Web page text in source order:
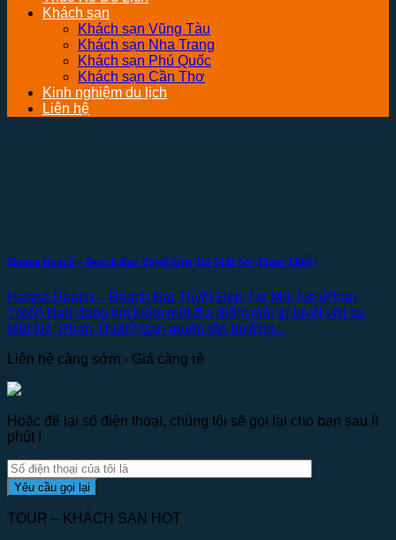
Khách sạn
Khách sạn Vũng Tàu
Khách sạn Nha Trang
Khách sạn Phú Quốc
Khách sạn Cần Thơ
Kinh nghiệm du lịch
Liên hệ
Hanna Beach – Beach Bar Tuyệt Đẹp Tại Mũi Né (Phan Thiết)
Hanna Beach – Beach Bar Tuyệt Đẹp Tại Mũi Né (Phan
Thiết) Bạn đang tìm kiếm một địa điểm giải trí tuyệt vời tại
Mũi Né, Phan Thiết? Bạn muốn tận hưởng...
Liên hệ càng sớm - Giá càng rẻ
Hoặc để lại số điện thoại, chúng tôi sẽ gọi lại cho bạn sau ít
phút !
TOUR – KHÁCH SẠN HOT